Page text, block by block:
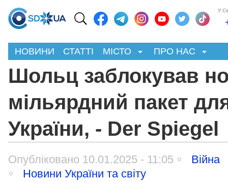
У
НОВИНИ СТАТТІ МІСТО ПРО НАС
Шольц заблокував
мільярдний пакет
України, - Der Spiegel
Опубліковано 10.01.2025 - 11:05
Війна
Новини України та світу